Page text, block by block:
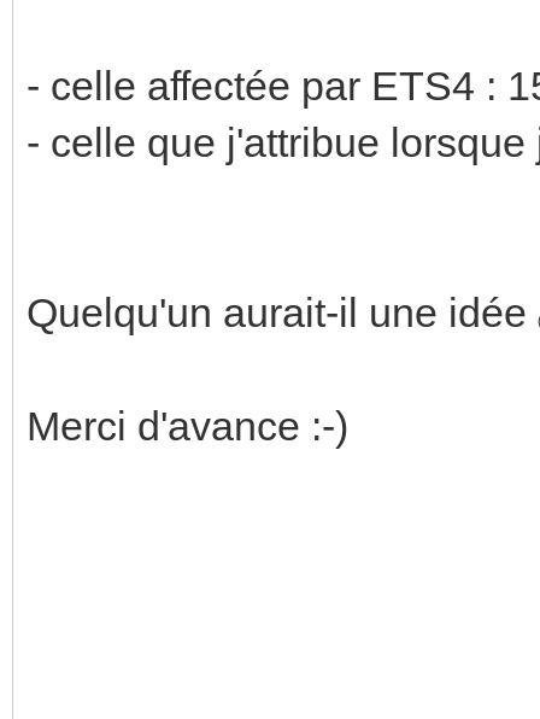
- celle affectée par ETS4 :
- celle que j'attribue
Quelqu'un aurait-il une idée
Merci d'avance :-)